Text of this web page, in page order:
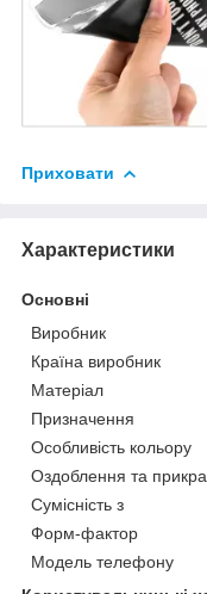
Приховати
Характеристики
Основні
Виробник
Країна виробник
Матеріал
Призначення
Особливість кольору
Оздоблення та
Сумісність з
Форм-фактор
Модель телефону